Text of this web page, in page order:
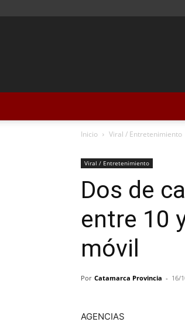
Inicio Viral / Entretenimiento
Viral / Entretenimiento
Dos de
entre 10
móvil
Por Catamarca Provincia - 16/
AGENCIAS